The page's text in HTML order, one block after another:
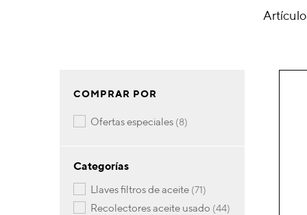
COMPRAR POR
ofertas especiales 8artículos
Categorías
llaves filtros de aceite 71artículos
recolectores aceite usado 44artículos